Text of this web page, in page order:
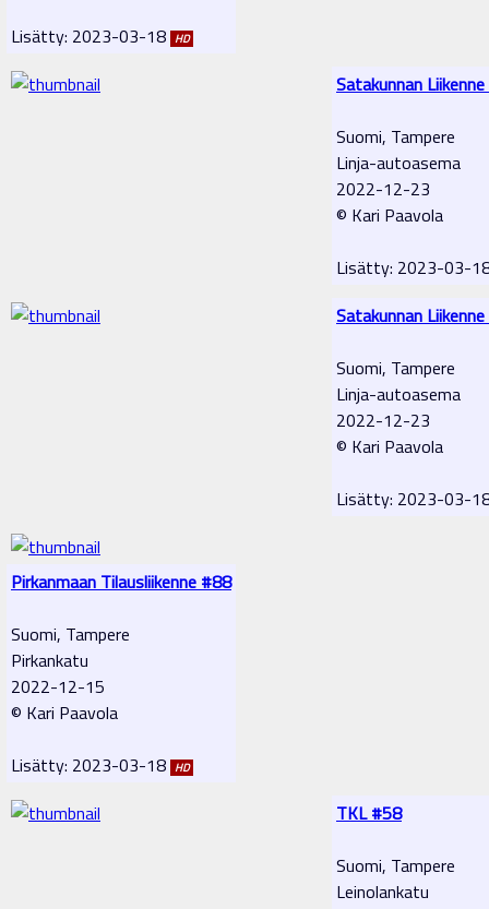
Lisätty: 2023-03-18 HD
Satakunnan
Suomi, Tampere
Linja-autoasema
2022-12-23
© Kari Paavola
Lisätty: 2023-03-
Satakunnan
Suomi, Tampere
Linja-autoasema
2022-12-23
© Kari Paavola
Lisätty: 2023-03-
Pirkanmaan Tilausliikenne #88
Suomi, Tampere
Pirkankatu
2022-12-15
© Kari Paavola
Lisätty: 2023-03-18 HD
TKL #58
Suomi, Tampere
Leinolankatu